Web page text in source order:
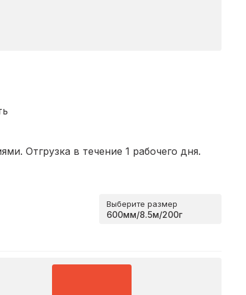
Отгрузка в течение 1 рабочего дня.
Выберите размер